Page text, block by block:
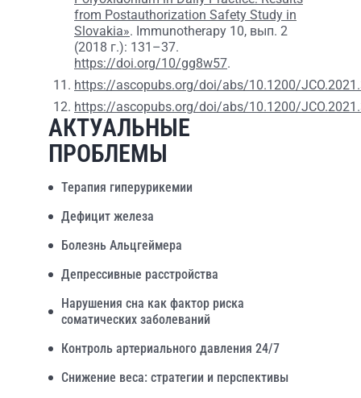
from Postauthorization Safety Study in
Slovakia». Immunotherapy 10, вып. 2
(2018 г.): 131–37.
https://doi.org/10/gg8w57.
https://ascopubs.org/doi/abs/10.1200/
https://ascopubs.org/doi/abs/10.1200/
АКТУАЛЬНЫЕ
ПРОБЛЕМЫ
Терапия гиперурикемии
Дефицит железа
Болезнь Альцгеймера
Депрессивные расстройства
Нарушения сна как фактор риска
соматических заболеваний
Контроль артериального давления 24/7
Снижение веса: стратегии и перспективы